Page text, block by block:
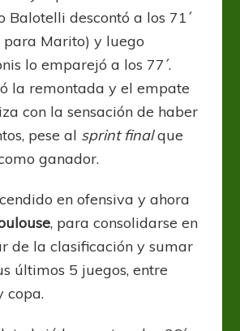
Balotelli descontó a los 71´
para Marito) y luego
lo emparejó a los 77´.
la remontada y el empate
con la sensación de haber
pese al sprint finalque
ganador.
en ofensiva y ahora
, para consolidarse en
de la clasificación y sumar
últimos 5 juegos, entre
copa.